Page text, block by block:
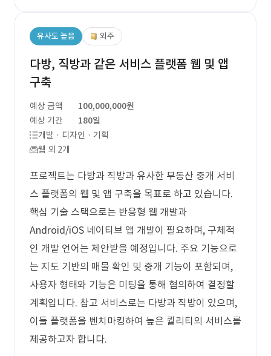
유사도 높음 외주
다방, 직방과 같은 서비스 플랫폼 웹 및 앱
구축
예상 금액
100,000,000원
예상 기간
180일
개발 · 디자인 · 기획
웹 외 2개
프로젝트는 다방과 직방과 유사한 부동산 중개 서비
스 플랫폼의 웹 및 앱 구축을 목표로 하고 있습니다.
핵심 기술 스택으로는 반응형 웹 개발과
Android/iOS 네이티브 앱 개발이 필요하며, 구체적
인 개발 언어는 제안받을 예정입니다. 주요 기능으로
는 지도 기반의 매물 확인 및 중개 기능이 포함되며,
사용자 형태와 기능은 미팅을 통해 협의하여 결정할
계획입니다. 참고 서비스로는 다방과 직방이 있으며,
이들 플랫폼을 벤치마킹하여 높은 퀄리티의 서비스를
제공하고자 합니다.